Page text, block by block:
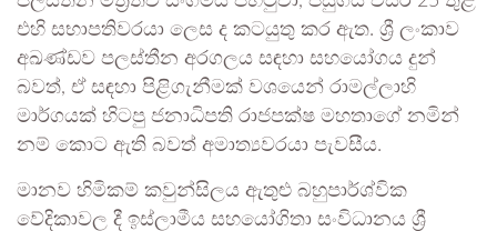
එහි සභාපතිවරයා ලෙස ද කටයුතු කර ඇත. ශ්‍රී ලංකාව
අඛණ්ඩව පලස්තීන අරගලය සඳහා සහයෝගය දුන්
බවත්, ඒ සඳහා පිළිගැනීමක් වශයෙන් රාමල්ලාහි
මාර්ගයක් හිටපු ජනාධිපති රාජපක්ෂ මහතාගේ නමින්
නම් කොට ඇති බවත් අමාත්‍යවරයා පැවසීය.
මානව හිමිකම් කවුන්සිලය ඇතුළු බහුපාර්ශ්වික
වේදිකාවල දී ඉස්ලාමීය සහයෝගිතා සංවිධානය ශ්‍රී